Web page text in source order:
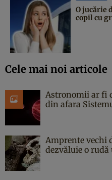
O jucărie
copil cu
Cele mai noi articole
Astronomii ar fi
din afara
Amprente vechi
dezvăluie o